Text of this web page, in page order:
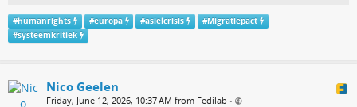
#humanrights #europa #asielcrisis #Migratiepact
#systeemkritiek
Nico Geelen
Friday, June 12, 2026, 10:37 AM from Fedilab •